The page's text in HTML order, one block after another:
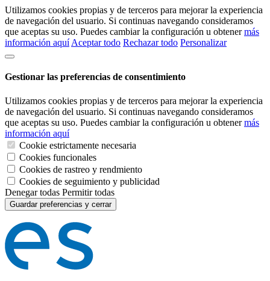
Utilizamos cookies propias y de terceros para mejorar la experiencia
de navegación del usuario. Si continuas navegando consideramos
que aceptas su uso. Puedes cambiar la configuración u obtenermás
información aquí Aceptar todo Rechazar todo Personalizar
Gestionar las preferencias de consentimiento
Utilizamos cookies propias y de terceros para mejorar la experiencia
de navegación del usuario. Si continuas navegando consideramos
que aceptas su uso. Puedes cambiar la configuración u obtenermás
información aquí
Cookie estrictamente necesaria
Cookies funcionales
Cookies de rastreo y rendmiento
Cookies de seguimiento y publicidad
Denegar todas Permitir todas
Guardar preferencias y cerrar